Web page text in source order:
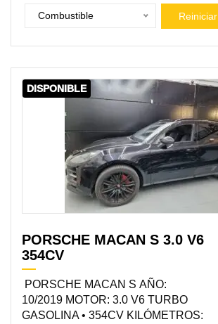
Combustible Reiniciar
DISPONIBLE
PORSCHE MACAN S 3.0 V6
354CV
PORSCHE MACAN S AÑO:
10/2019 MOTOR: 3.0 V6 TURBO
GASOLINA • 354CV KILÓMETROS: